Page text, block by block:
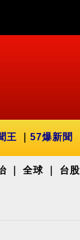
王 57爆新聞
全球 台股